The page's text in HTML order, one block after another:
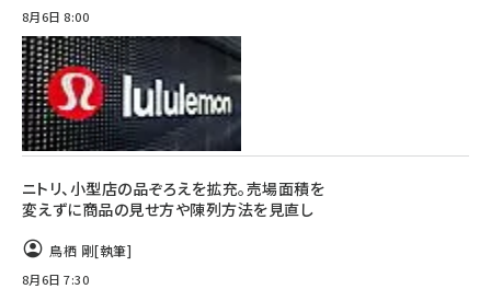
8月6日 8:00
ニトリ、小型店の品ぞろえを拡充。売場面積を
変えずに商品の見せ方や陳列方法を見直し
鳥栖 剛[執筆]
8月6日 7:30